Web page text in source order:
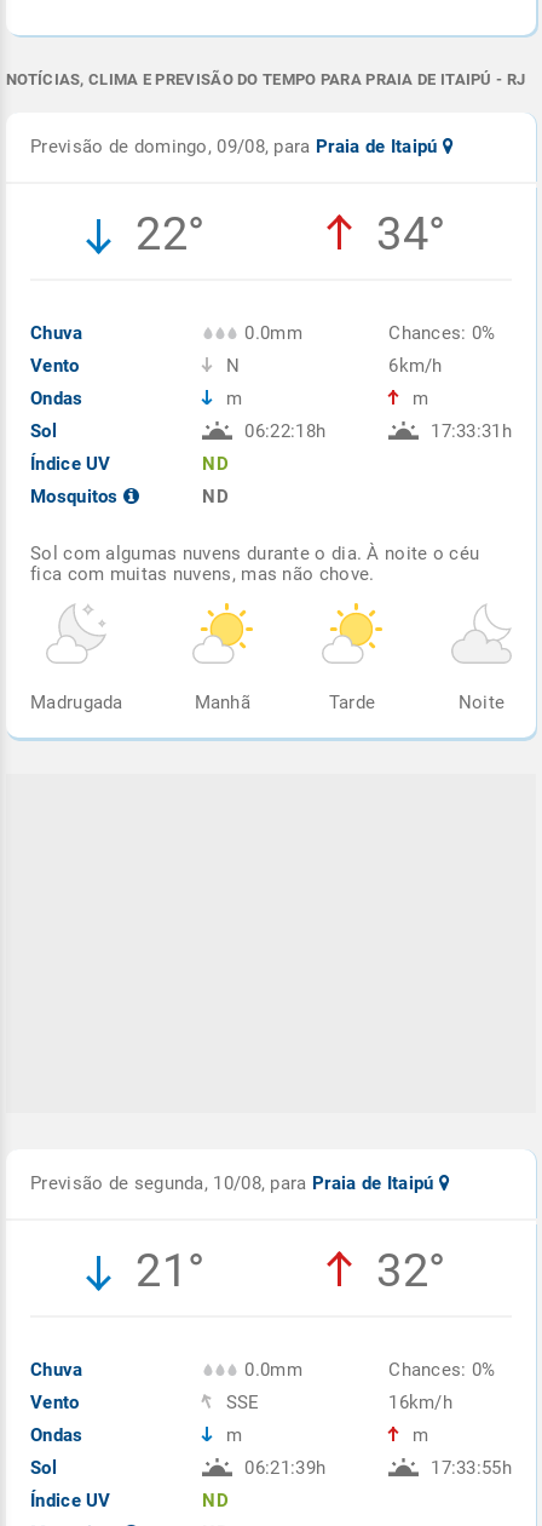
NOTÍCIAS, CLIMA E PREVISÃO DO TEMPO PARA PRAIA DE ITAIPÚ - RJ
Previsão de domingo, 09/08, para Praia de Itaipú
22° 34°
Chuva
Vento
Ondas
Sol
Índice UV
Mosquitos
0.0mm
N
m
06:22:18h
ND
ND
Chances: 0%
6km/h
m
17:33:31h
Sol com algumas nuvens durante o dia. À noite o céu
fica com muitas nuvens, mas não chove.
Madrugada Manhã Tarde Noite
Previsão de segunda, 10/08, para Praia de Itaipú
21° 32°
Chuva
Vento
Ondas
Sol
Índice UV
0.0mm
SSE
m
06:21:39h
ND
Chances: 0%
16km/h
m
17:33:55h